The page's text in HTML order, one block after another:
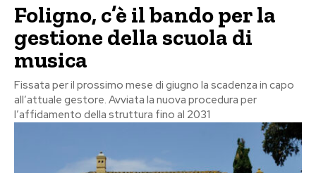
Foligno, c’è il bando per la
gestione della scuola di
musica
Fissata per il prossimo mese di giugno la scadenza in capo
all’attuale gestore. Avviata la nuova procedura per
l’affidamento della struttura fino al 2031